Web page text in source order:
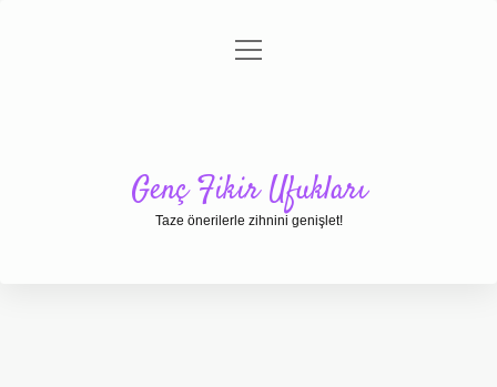
Gizlilik Politikası
menüyü
Genç Fikir Ufukları
Taze önerilerle zihnini genişlet!